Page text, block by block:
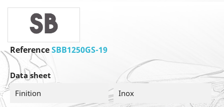
ReferenceSBB1250GS-19
Data sheet
Finition
Inox